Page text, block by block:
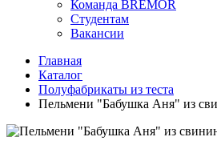
Команда BREMOR
Студентам
Вакансии
Главная
Каталог
Полуфабрикаты из теста
Пельмени "Бабушка Аня" из